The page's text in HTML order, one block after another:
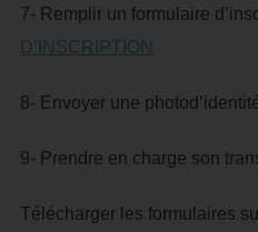
7- Remplir un formulaire
D’INSCRIPTION
8- Envoyer une
9- Prendre en charge son
Télécharger les formulaires